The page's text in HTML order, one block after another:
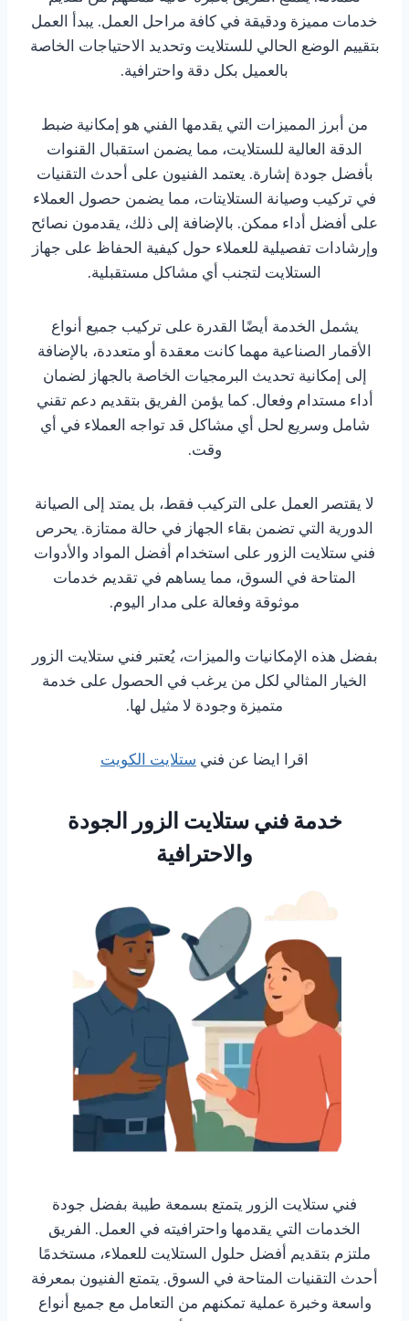
خدمات مميزة ودقيقة في كافة مراحل العمل. يبدأ العمل
بتقييم الوضع الحالي للستلايت وتحديد الاحتياجات الخاصة
بالعميل بكل دقة واحترافية.
من أبرز المميزات التي يقدمها الفني هو إمكانية ضبط
الدقة العالية للستلايت، مما يضمن استقبال القنوات
بأفضل جودة إشارة. يعتمد الفنيون على أحدث التقنيات
في تركيب وصيانة الستلايتات، مما يضمن حصول العملاء
على أفضل أداء ممكن. بالإضافة إلى ذلك، يقدمون نصائح
وإرشادات تفصيلية للعملاء حول كيفية الحفاظ على جهاز
الستلايت لتجنب أي مشاكل مستقبلية.
يشمل الخدمة أيضًا القدرة على تركيب جميع أنواع
الأقمار الصناعية مهما كانت معقدة أو متعددة، بالإضافة
إلى إمكانية تحديث البرمجيات الخاصة بالجهاز لضمان
أداء مستدام وفعال. كما يؤمن الفريق بتقديم دعم تقني
شامل وسريع لحل أي مشاكل قد تواجه العملاء في أي
وقت.
لا يقتصر العمل على التركيب فقط، بل يمتد إلى الصيانة
الدورية التي تضمن بقاء الجهاز في حالة ممتازة. يحرص
فني ستلايت الزور على استخدام أفضل المواد والأدوات
المتاحة في السوق، مما يساهم في تقديم خدمات
موثوقة وفعالة على مدار اليوم.
بفضل هذه الإمكانيات والميزات، يُعتبر فني ستلايت الزور
الخيار المثالي لكل من يرغب في الحصول على خدمة
متميزة وجودة لا مثيل لها.
اقرا ايضا عن فنيستلايت الكويت
خدمة فني ستلايت الزور الجودة
والاحترافية
فني ستلايت الزور يتمتع بسمعة طيبة بفضل جودة
الخدمات التي يقدمها واحترافيته في العمل. الفريق
ملتزم بتقديم أفضل حلول الستلايت للعملاء، مستخدمًا
أحدث التقنيات المتاحة في السوق. يتمتع الفنيون بمعرفة
واسعة وخبرة عملية تمكنهم من التعامل مع جميع أنواع